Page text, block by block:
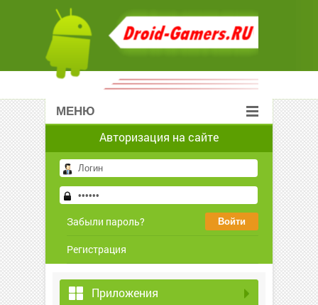
МЕНЮ
Авторизация на сайте
Забыли пароль?
Регистрация
Приложения